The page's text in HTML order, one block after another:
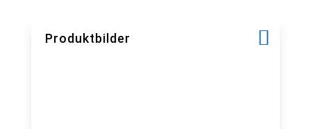
Produktbilder